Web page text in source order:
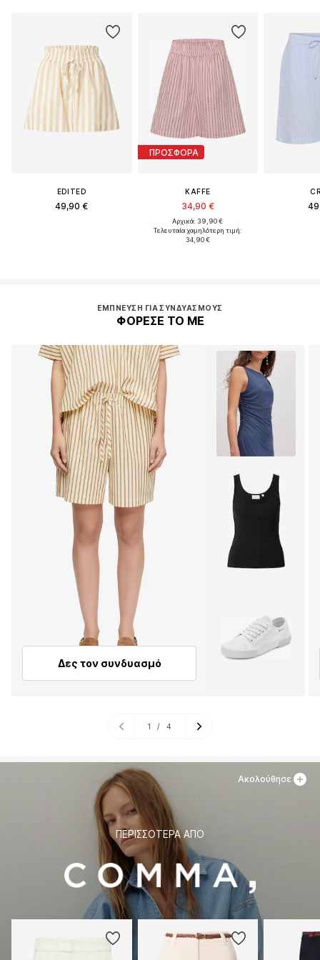
EDITED
49,90 €
ΠΡΟΣΦΟΡΑ
KAFFE
34,90 €
Αρχικά: 39,90 €
Τελευταία χαμηλότερη τιμή:
34,90 €
ΈΜΠΝΕΥΣΗ ΓΙΑ ΣΥΝΔΥΑΣΜΟΎΣ
ΦΟΡΕΣΕ ΤΟ ΜΕ
Δες τον συνδυασμό
1 / 4
ΠΕΡΙΣΣΌΤΕΡΑ ΑΠΌ
Ακολούθησε